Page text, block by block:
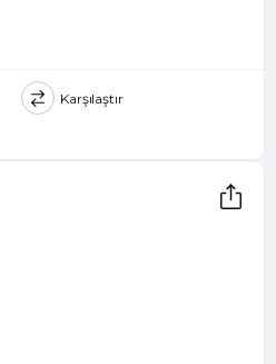
Karşılaştır